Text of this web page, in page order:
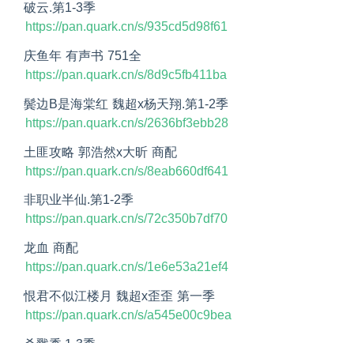
破云.第1-3季
https://pan.quark.cn/s/935cd5d98f61
庆鱼年 有声书 751全
https://pan.quark.cn/s/8d9c5fb411ba
鬓边B是海棠红 魏超x杨天翔.第1-2季
https://pan.quark.cn/s/2636bf3ebb28
土匪攻略 郭浩然x大昕 商配
https://pan.quark.cn/s/8eab660df641
非职业半仙.第1-2季
https://pan.quark.cn/s/72c350b7df70
龙血 商配
https://pan.quark.cn/s/1e6e53a21ef4
恨君不似江楼月 魏超x歪歪 第一季
https://pan.quark.cn/s/a545e00c9bea